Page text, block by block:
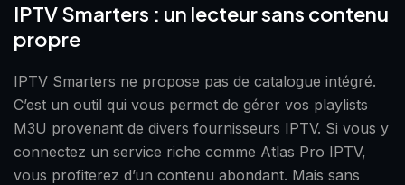
IPTV Smarters : un lecteur sans contenu
propre
IPTV Smarters ne propose pas de catalogue intégré.
C’est un outil qui vous permet de gérer vos playlists
M3U provenant de divers fournisseurs IPTV. Si vous y
connectez un service riche comme Atlas Pro IPTV,
vous profiterez d’un contenu abondant. Mais sans